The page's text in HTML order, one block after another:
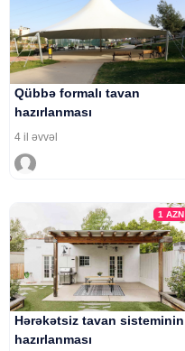
Qübbə formalı tavan
hazırlanması
4 il əvvəl
1AZN
Hərəkətsiz tavan sisteminin
hazırlanması